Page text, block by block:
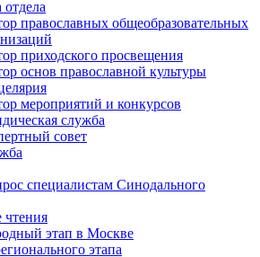
православных общеобразовательных
приходского просвещения
основ православной культуры
мероприятий и конкурсов
служба
совет
специалистам Синодального
чтения
этап в Москве
этапа